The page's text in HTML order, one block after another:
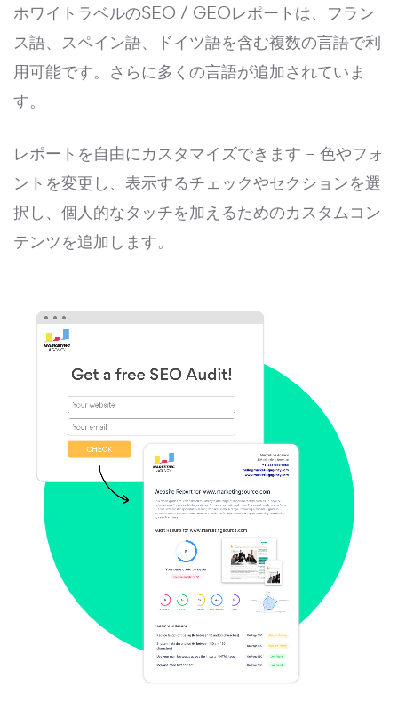
ホワイトラベルのSEO / GEOレポートは、フラン
ス語、スペイン語、ドイツ語を含む複数の言語で利
用可能です。さらに多くの言語が追加されていま
す。
レポートを自由にカスタマイズできます – 色やフォ
ントを変更し、表示するチェックやセクションを選
択し、個人的なタッチを加えるためのカスタムコン
テンツを追加します。